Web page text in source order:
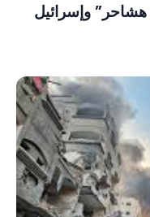
وإسرائيل